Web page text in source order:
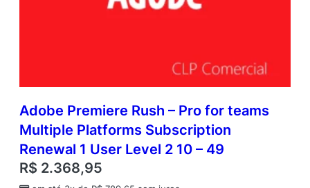
Adobe Premiere Rush – Pro for teams
Multiple Platforms Subscription
Renewal 1 User Level 2 10 – 49
R$ 2.368,95